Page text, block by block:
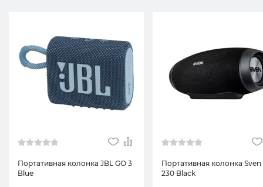
Портативная колонка JBL GO 3
Blue
Портативная колонка Sven
230 Black